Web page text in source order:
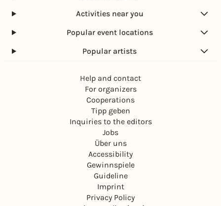
Activities near you
Popular event locations
Popular artists
Help and contact
For organizers
Cooperations
Tipp geben
Inquiries to the editors
Jobs
Über uns
Accessibility
Gewinnspiele
Guideline
Imprint
Privacy Policy